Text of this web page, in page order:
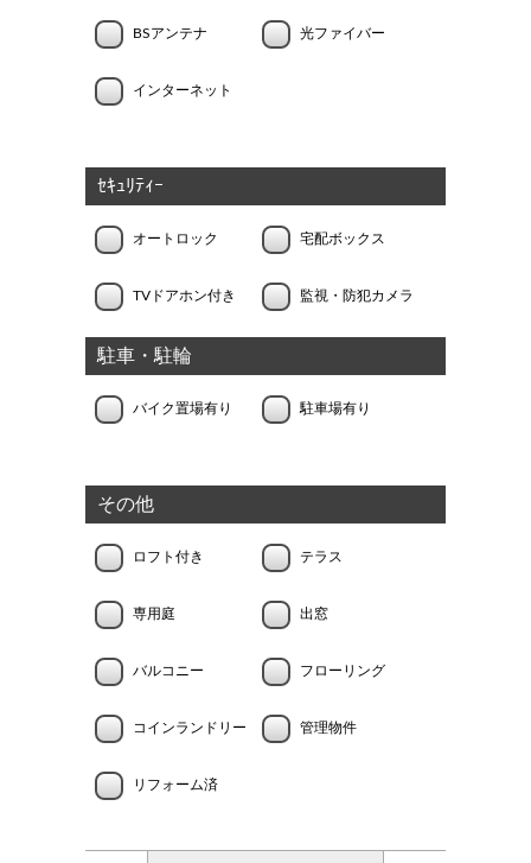
BSアンテナ 光ファイバー
インターネット
ｾｷｭﾘﾃｨｰ
オートロック 宅配ボックス
TVドアホン付き 監視・防犯カメラ
駐車・駐輪
バイク置場有り 駐車場有り
その他
ロフト付き テラス
専用庭 出窓
バルコニー フローリング
コインランドリー 管理物件
リフォーム済